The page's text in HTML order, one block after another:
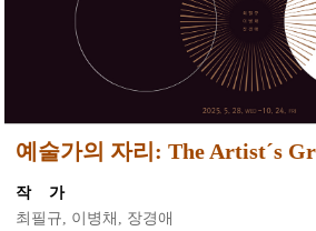
예술가의 자리: The Artist´s
작 가
최필규, 이병채, 장경애